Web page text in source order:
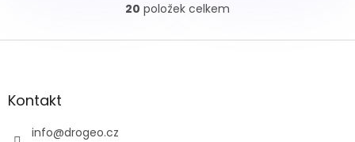
O
l
20 položek celkem
Z
aKontakt
info@drogeo.cz